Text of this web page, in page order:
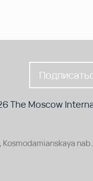
The Moscow
Kosmodamianskaya